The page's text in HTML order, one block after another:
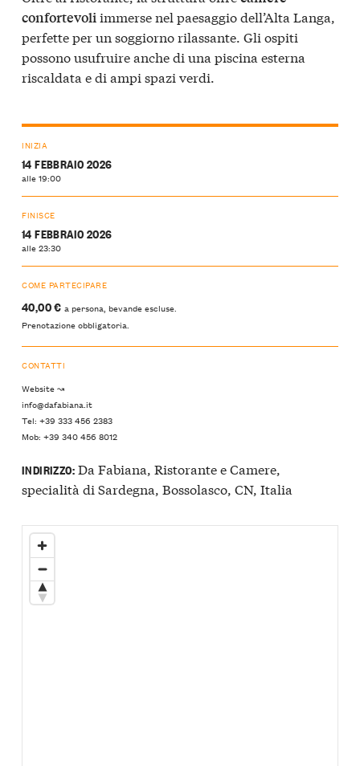
confortevoliimmerse nel paesaggio dell’Alta Langa,
perfette per un soggiorno rilassante. Gli ospiti
possono usufruire anche di una piscina esterna
riscaldata e di ampi spazi verdi.
INIZIA
14 FEBBRAIO 2026
alle 19:00
FINISCE
14 FEBBRAIO 2026
alle 23:30
COME PARTECIPARE
40,00 € a persona, bevande escluse.
Prenotazione obbligatoria.
CONTATTI
Website ↝
info@dafabiana.it
Tel: +39 333 456 2383
Mob: +39 340 456 8012
INDIRIZZO:Da Fabiana, Ristorante e Camere,
specialità di Sardegna, Bossolasco, CN, Italia